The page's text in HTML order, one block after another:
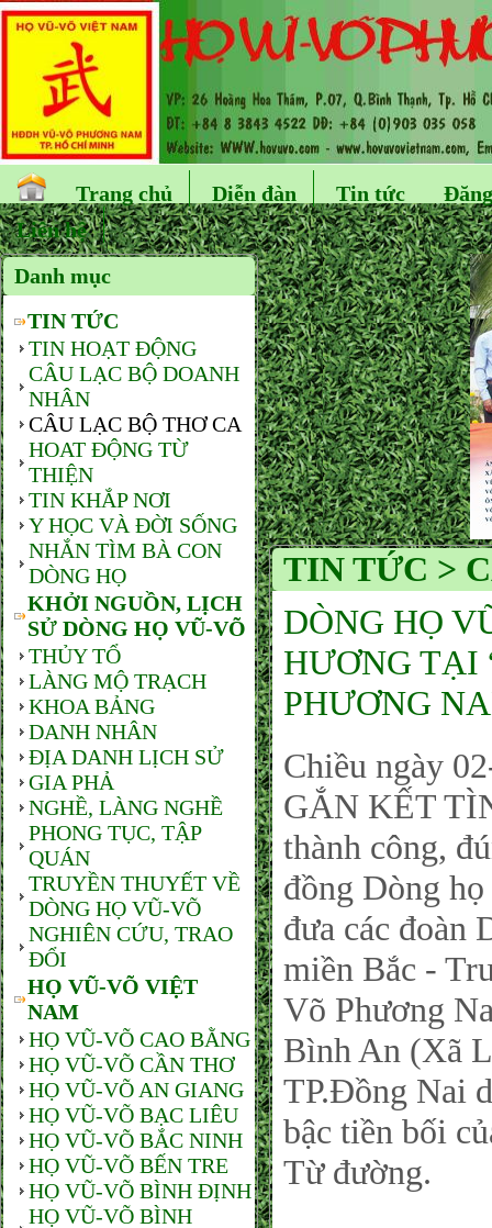
Trang chủ Diễn đàn Tin tức
Liên hệ
Danh mục
TIN TỨC
TIN HOẠT ĐỘNG
CÂU LẠC BỘ DOANH
NHÂN
CÂU LẠC BỘ THƠ CA
HOAT ĐỘNG TỪ
THIỆN
TIN KHẮP NƠI
Y HỌC VÀ ĐỜI SỐNG
NHẮN TÌM BÀ CON
DÒNG HỌ
KHỞI NGUỒN, LỊCH
SỬ DÒNG HỌ VŨ-VÕ
THỦY TỔ
LÀNG MỘ TRẠCH
KHOA BẢNG
DANH NHÂN
ĐỊA DANH LỊCH SỬ
GIA PHẢ
NGHỀ, LÀNG NGHỀ
PHONG TỤC, TẬP
QUÁN
TRUYỀN THUYẾT VỀ
DÒNG HỌ VŨ-VÕ
NGHIÊN CỨU, TRAO
ĐỔI
HỌ VŨ-VÕ VIỆT
NAM
HỌ VŨ-VÕ CAO BẰNG
HỌ VŨ-VÕ CẦN THƠ
HỌ VŨ-VÕ AN GIANG
HỌ VŨ-VÕ BẠC LIÊU
HỌ VŨ-VÕ BẮC NINH
HỌ VŨ-VÕ BẾN TRE
HỌ VŨ-VÕ BÌNH ĐỊNH
HỌ VŨ-VÕ BÌNH
TIN TỨC >
DÒNG HỌ
HƯƠNG TẠI
PHƯƠNG
Chiều ngày
GẮN KẾT
thành công,
đồng Dòng
đưa các đoàn
miền Bắc -
Võ Phương
Bình An (Xã
TP.Đồng Nai
bậc tiền bối
Từ đường.